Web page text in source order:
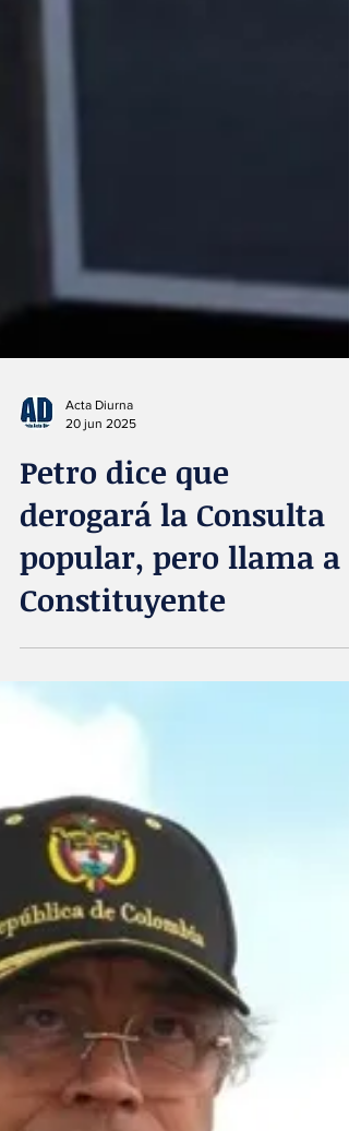
Acta Diurna
20 jun 2025
Petro dice que
derogará la Consulta
popular, pero llama a